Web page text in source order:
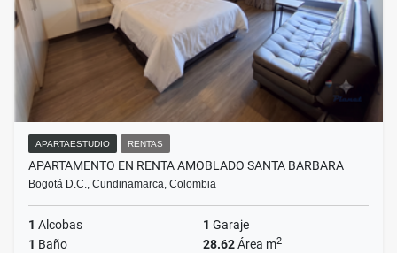
APARTAESTUDIO RENTAS
APARTAMENTO EN RENTA AMOBLADO SANTA BARBARA
Bogotá D.C., Cundinamarca, Colombia
1 Alcobas 1 Garaje
1 Baño 28.62Área m2